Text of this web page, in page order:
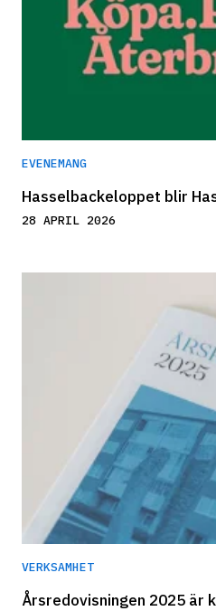
EVENEMANG
Hasselbackeloppet blir
28 APRIL 2026
VERKSAMHET
Årsredovisningen 2025 är